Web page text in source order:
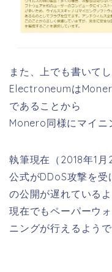
また、上でも書いて
Electroneumは
であることから
Monero同様にマイニ
執筆現在（2018年1月
公式がDDoS攻撃を受
の公開が遅れているよ
現在でもペーパーウ
ニングが行えるようで